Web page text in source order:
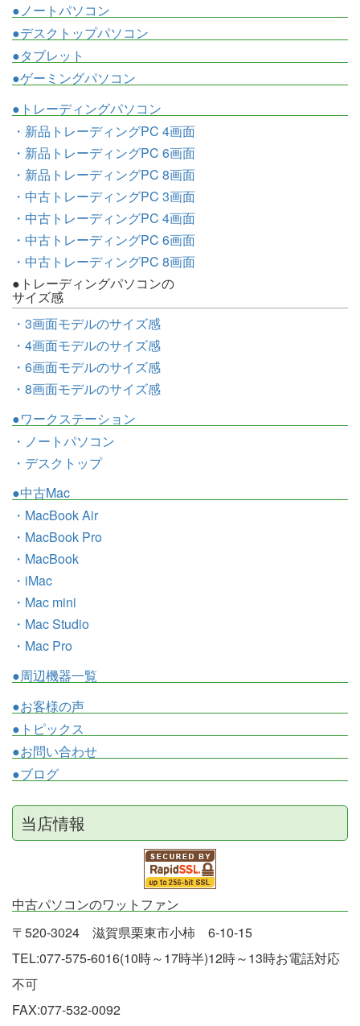
●ノートパソコン
●デスクトップパソコン
●タブレット
●ゲーミングパソコン
●トレーディングパソコン
・新品トレーディングPC 4画面
・新品トレーディングPC 6画面
・新品トレーディングPC 8画面
・中古トレーディングPC 3画面
・中古トレーディングPC 4画面
・中古トレーディングPC 6画面
・中古トレーディングPC 8画面
●トレーディングパソコンの
サイズ感
・3画面モデルのサイズ感
・4画面モデルのサイズ感
・6画面モデルのサイズ感
・8画面モデルのサイズ感
●ワークステーション
・ノートパソコン
・デスクトップ
●中古Mac
・MacBook Air
・MacBook Pro
・MacBook
・iMac
・Mac mini
・Mac Studio
・Mac Pro
●周辺機器一覧
●お客様の声
●トピックス
●お問い合わせ
●ブログ
当店情報
中古パソコンのワットファン
〒520-3024 滋賀県栗東市小柿 6-10-15
TEL:077-575-6016(10時～17時半)12時～13時お電話対応
不可
FAX:077-532-0092